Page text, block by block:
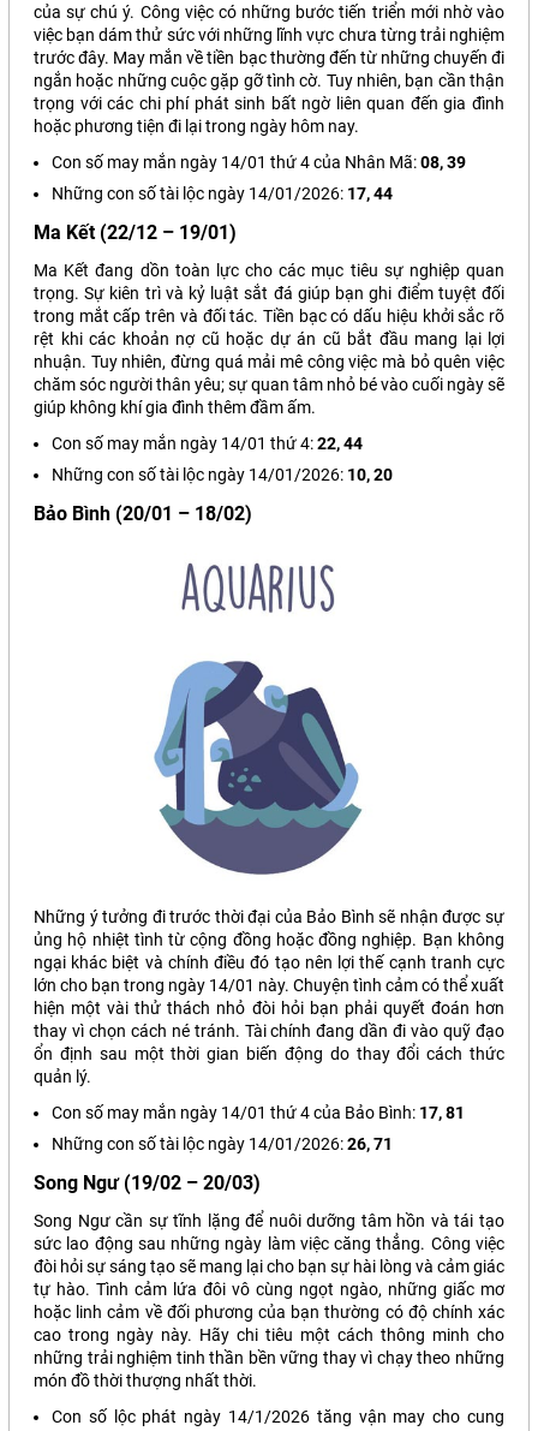
của sự chú ý. Công việc có những bước tiến triển mới nhờ vào
việc bạn dám thử sức với những lĩnh vực chưa từng trải nghiệm
trước đây. May mắn về tiền bạc thường đến từ những chuyến đi
ngắn hoặc những cuộc gặp gỡ tình cờ. Tuy nhiên, bạn cần thận
trọng với các chi phí phát sinh bất ngờ liên quan đến gia đình
hoặc phương tiện đi lại trong ngày hôm nay.
Con số may mắn ngày 14/01 thứ 4 của Nhân Mã:08, 39
Những con số tài lộc ngày 14/01/2026: 17, 44
Ma Kết (22/12 – 19/01)
Ma Kết đang dồn toàn lực cho các mục tiêu sự nghiệp quan
trọng. Sự kiên trì và kỷ luật sắt đá giúp bạn ghi điểm tuyệt đối
trong mắt cấp trên và đối tác. Tiền bạc có dấu hiệu khởi sắc rõ
rệt khi các khoản nợ cũ hoặc dự án cũ bắt đầu mang lại lợi
nhuận. Tuy nhiên, đừng quá mải mê công việc mà bỏ quên việc
chăm sóc người thân yêu; sự quan tâm nhỏ bé vào cuối ngày sẽ
giúp không khí gia đình thêm đầm ấm.
Con số may mắn ngày 14/01 thứ 4:22, 44
Những con số tài lộc ngày 14/01/2026: 10, 20
Bảo Bình (20/01 – 18/02)
Những ý tưởng đi trước thời đại của Bảo Bình sẽ nhận được sự
ủng hộ nhiệt tình từ cộng đồng hoặc đồng nghiệp. Bạn không
ngại khác biệt và chính điều đó tạo nên lợi thế cạnh tranh cực
lớn cho bạn trong ngày 14/01 này. Chuyện tình cảm có thể xuất
hiện một vài thử thách nhỏ đòi hỏi bạn phải quyết đoán hơn
thay vì chọn cách né tránh. Tài chính đang dần đi vào quỹ đạo
ổn định sau một thời gian biến động do thay đổi cách thức
quản lý.
Con số may mắn ngày 14/01 thứ 4 của Bảo Bình: 17, 81
Những con số tài lộc ngày 14/01/2026:26, 71
Song Ngư (19/02 – 20/03)
Song Ngư cần sự tĩnh lặng để nuôi dưỡng tâm hồn và tái tạo
sức lao động sau những ngày làm việc căng thẳng. Công việc
đòi hỏi sự sáng tạo sẽ mang lại cho bạn sự hài lòng và cảm giác
tự hào. Tình cảm lứa đôi vô cùng ngọt ngào, những giấc mơ
hoặc linh cảm về đối phương của bạn thường có độ chính xác
cao trong ngày này. Hãy chi tiêu một cách thông minh cho
những trải nghiệm tinh thần bền vững thay vì chạy theo những
món đồ thời thượng nhất thời.
Con số lộc phát ngày 14/1/2026 tăng vận may cho cung